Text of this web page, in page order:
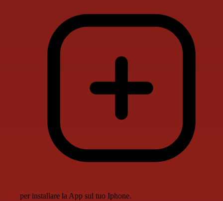
per installare la App sul tuo Iphone.